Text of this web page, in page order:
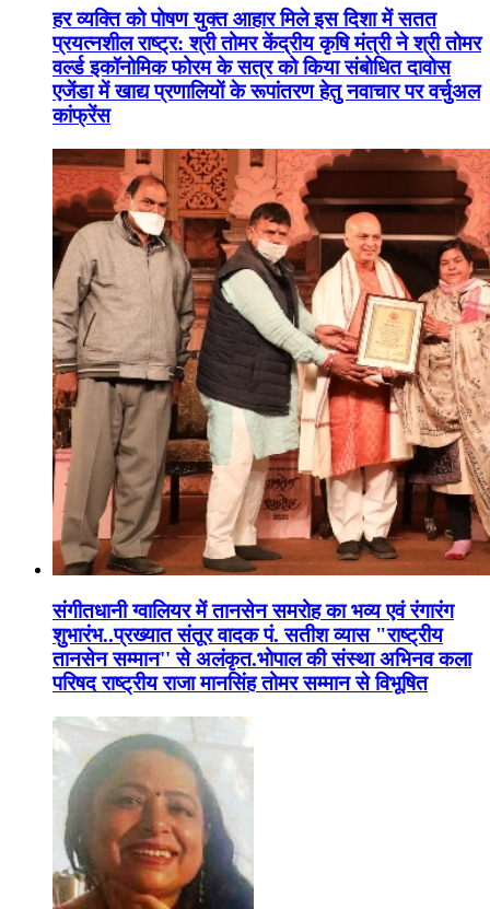
हर व्यक्ति को पोषण युक्त आहार मिले इस दिशा में सतत
प्रयत्नशील राष्ट्र: श्री तोमर केंद्रीय कृषि मंत्री ने श्री तोमर
वर्ल्ड इकॉनोमिक फोरम के सत्र को किया संबोधित दावोस
एजेंडा में खाद्य प्रणालियों के रूपांतरण हेतु नवाचार पर वर्चुअल
कांफ्रेंस
संगीतधानी ग्वालियर में तानसेन समरोह का भव्य एवं रंगारंग
शुभारंभ..प्रख्यात संतूर वादक पं. सतीश व्यास "राष्ट्रीय
तानसेन सम्मान'' से अलंकृत.भोपाल की संस्था अभिनव कला
परिषद राष्ट्रीय राजा मानसिंह तोमर सम्मान से विभूषित